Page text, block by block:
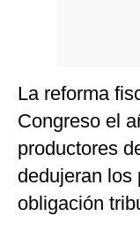
La reforma
Congreso el
productores
dedujeran los
obligación